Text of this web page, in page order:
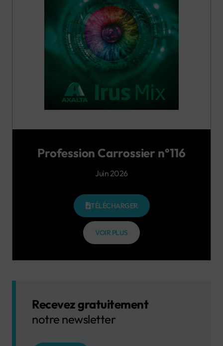
Profession Carrossier n°116
Juin 2026
TÉLÉCHARGER
VOIR PLUS
Recevez gratuitement
notre newsletter